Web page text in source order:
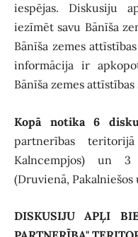
iespējas. Diskusiju
iezīmēt savu Bānīša
Bānīša zemes
informācija ir
Bānīša zemes
Kopā notika 6
partnerības
Kalncempjos) un 3
(Druvienā, Pakalniešos
DISKUSIJU APĻI